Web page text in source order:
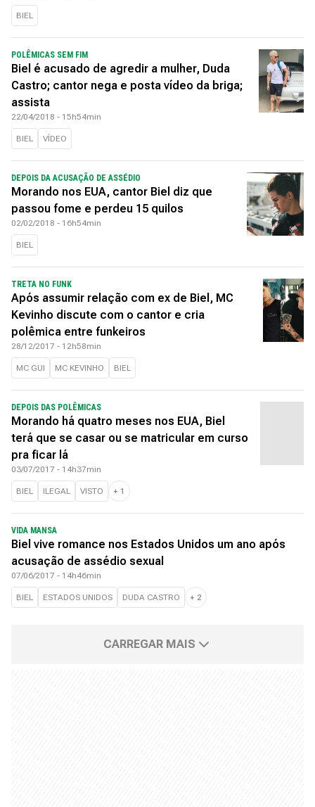
BIEL
POLÊMICAS SEM FIM
Biel é acusado de agredir a mulher, Duda
Castro; cantor nega e posta vídeo da briga;
assista
22/04/2018 - 15h54min
BIEL VÍDEO
DEPOIS DA ACUSAÇÃO DE ASSÉDIO
Morando nos EUA, cantor Biel diz que
passou fome e perdeu 15 quilos
02/02/2018 - 16h54min
BIEL
TRETA NO FUNK
Após assumir relação com ex de Biel, MC
Kevinho discute com o cantor e cria
polêmica entre funkeiros
28/12/2017 - 12h58min
MC GUI MC KEVINHO BIEL
DEPOIS DAS POLÊMICAS
Morando há quatro meses nos EUA, Biel
terá que se casar ou se matricular em curso
pra ficar lá
03/07/2017 - 14h37min
BIEL ILEGAL VISTO + 1
VIDA MANSA
Biel vive romance nos Estados Unidos um ano após
acusação de assédio sexual
07/06/2017 - 14h46min
BIEL ESTADOS UNIDOS DUDA CASTRO + 2
CARREGAR MAIS